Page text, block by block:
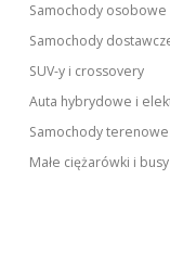
Samochody osobowe
Samochody
SUV-y i crossovery
Auta hybrydowe i
Samochody
Małe ciężarówki i busy